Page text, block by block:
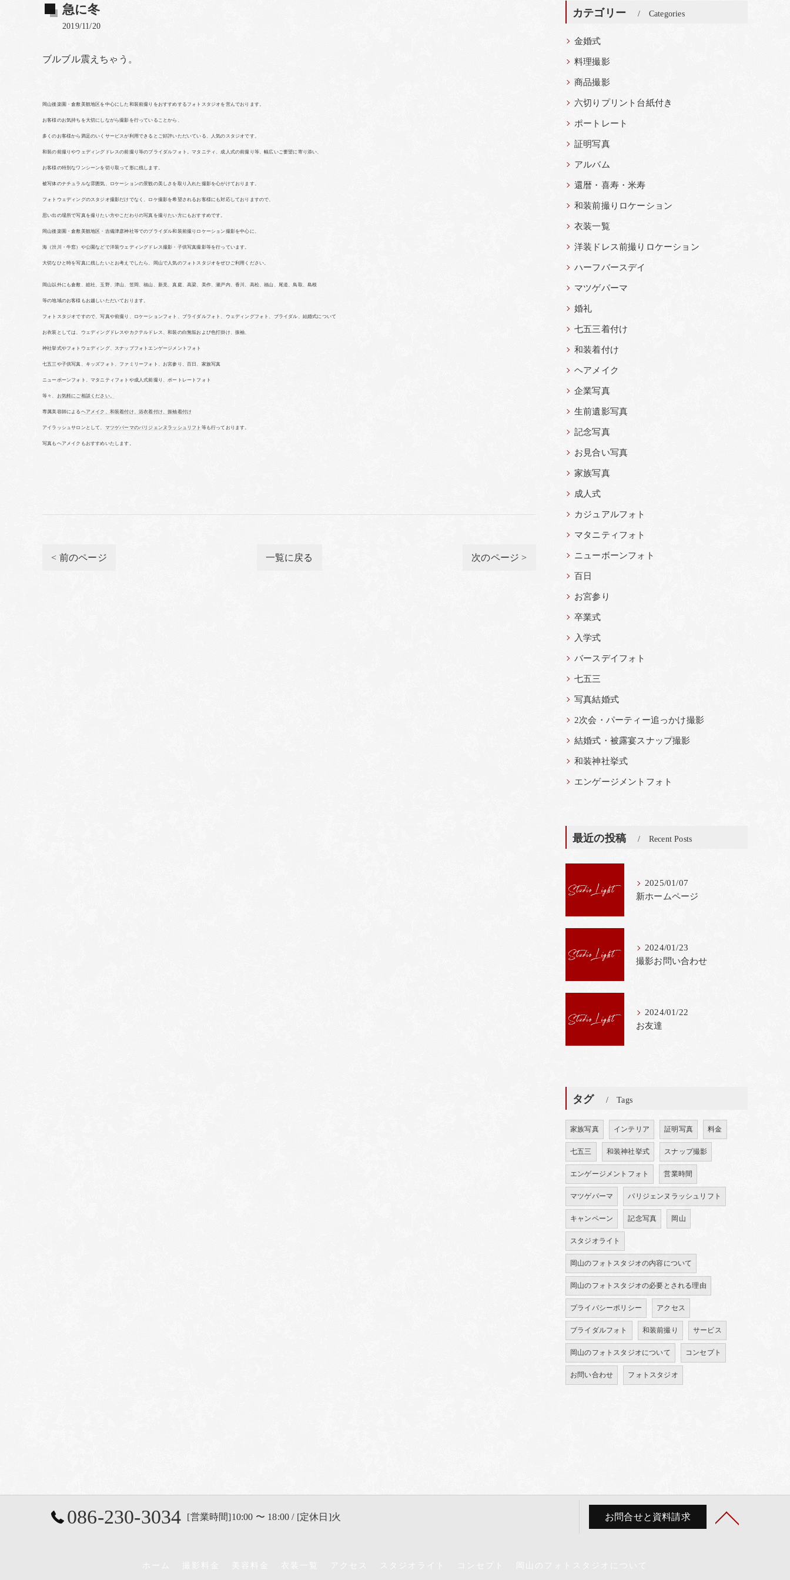
急に冬
2019/11/20
ブルブル震えちゃう。
岡山後楽園・倉敷美観地区を中心にした和装前撮りをおすすめするフォトスタジオを営んでおります。
お客様のお気持ちを大切にしながら撮影を行っていることから、
多くのお客様から満足のいくサービスが利用できるとご好評いただいている、人気のスタジオです。
和装の前撮りやウェディングドレスの前撮り等のブライダルフォト。マタニティ、成人式の前撮り等、幅広いご要望に寄り添い、
お客様の特別なワンシーンを切り取って形に残します。
被写体のナチュラルな雰囲気、ロケーションの景観の美しさを取り入れた撮影を心がけております。
フォトウェディングのスタジオ撮影だけでなく、ロケ撮影を希望されるお客様にも対応しておりますので、
思い出の場所で写真を撮りたい方やこだわりの写真を撮りたい方にもおすすめです。
岡山後楽園・倉敷美観地区・吉備津彦神社等でのブライダル和装前撮りロケーション撮影を中心に、
海（渋川・牛窓）や公園などで洋装ウェディングドレス撮影・子供写真撮影等を行っています。
大切なひと時を写真に残したいとお考えでしたら、岡山で人気のフォトスタジオをぜひご利用ください。
岡山以外にも倉敷、総社、玉野、津山、笠岡、福山、新見、真庭、高梁、美作、瀬戸内、香川、高松、福山、尾道、鳥取、島根
等の地域のお客様もお越しいただいております。
フォトスタジオですので、写真や前撮り、ロケーションフォト、ブライダルフォト、ウェディングフォト、ブライダル、結婚式について
お衣装としては、ウェディングドレスやカクテルドレス、和装の白無垢および色打掛け、振袖、
神社挙式やフォトウェディング、スナップフォトエンゲージメントフォト
七五三や子供写真、キッズフォト、ファミリーフォト、お宮参り、百日、家族写真
ニューボーンフォト、マタニティフォトや成人式前撮り、ポートレートフォト
等々、 お気軽にご相談ください。
専属美容師による ヘアメイク、和装着付け、浴衣着付け、振袖着付け
アイラッシュサロンとして、 マツゲパーマのパリジェンヌラッシュリフト 等も行っております。
写真もヘアメイクもおすすめいたします。
< 前のページ 一覧に戻る 次のページ >
カテゴリー Categories
金婚式
料理撮影
商品撮影
六切りプリント台紙付き
ポートレート
証明写真
アルバム
還暦・喜寿・米寿
和装前撮りロケーション
衣装一覧
洋装ドレス前撮りロケーション
ハーフバースデイ
マツゲパーマ
婚礼
七五三着付け
和装着付け
ヘアメイク
企業写真
生前遺影写真
記念写真
お見合い写真
家族写真
成人式
カジュアルフォト
マタニティフォト
ニューボーンフォト
百日
お宮参り
卒業式
入学式
バースデイフォト
七五三
写真結婚式
2次会・パーティー追っかけ撮影
結婚式・被露宴スナップ撮影
和装神社挙式
エンゲージメントフォト
最近の投稿 Recent Posts
2025/01/07
新ホームページ
2024/01/23
撮影お問い合わせ
2024/01/22
お友達
タグ Tags
家族写真 インテリア 証明写真 料金
七五三 和装神社挙式 スナップ撮影
エンゲージメントフォト 営業時間
マツゲパーマ パリジェンヌラッシュリフト
キャンペーン 記念写真 岡山
スタジオライト
岡山のフォトスタジオの内容について
岡山のフォトスタジオの必要とされる理由
プライバシーポリシー アクセス
ブライダルフォト 和装前撮り サービス
岡山のフォトスタジオについて コンセプト
お問い合わせ フォトスタジオ
086-230-3034 [営業時間]10:00 〜 18:00 / [定休日]火 お問合せと資料請求